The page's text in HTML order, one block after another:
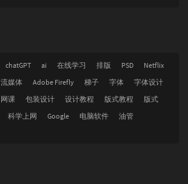
chatGPT ai 在线学习 排版 PSD
Netflix
流媒体 Adobe Firefly 梯子 字体
字体设计
网课 包装设计 设计教程 版式教程
版式
科学上网 Google 电脑软件
油管